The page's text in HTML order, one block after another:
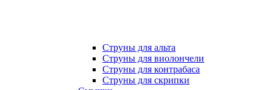
Струны для альта
Струны для виолончели
Струны для контрабаса
Струны для скрипки